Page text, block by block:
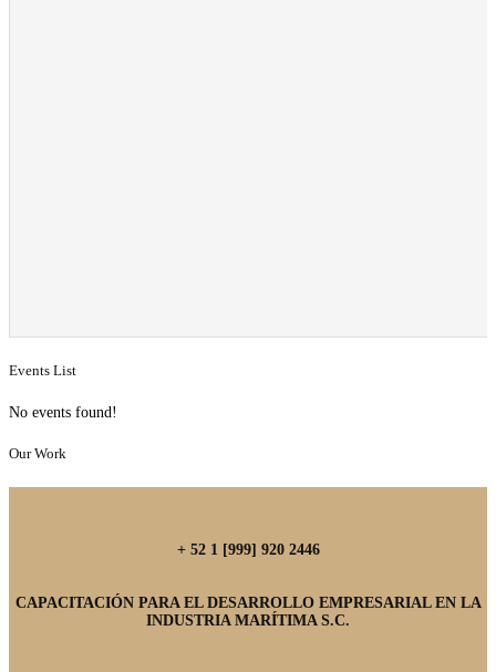
Events List
No events found!
Our Work
+ 52 1 [999] 920 2446
CAPACITACIÓN PARA EL DESARROLLO EMPRESARIAL EN LA
INDUSTRIA MARÍTIMA S.C.